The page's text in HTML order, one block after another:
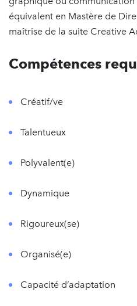
équivalent en Mastère de
maîtrise de la suite Creative
Compétences
Créatif/ve
Talentueux
Polyvalent(e)
Dynamique
Rigoureux(se)
Organisé(e)
Capacité d’adaptation